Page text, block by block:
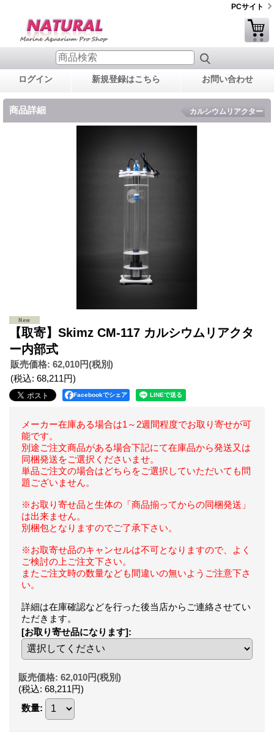
PCサイト
ログイン 新規登録はこちら お問い合わせ
商品詳細 カルシウムリアクター
【取寄】Skimz CM-117 カルシウムリアクタ
ー内部式
販売価格: 62,010円(税別)
(税込: 68,211円)
Facebookでシェア
メーカー在庫ある場合は1～2週間程度でお取り寄せが可
能です。
別途ご注文商品がある場合下記にて在庫品から発送又は
同梱発送をご選択くださいませ。
単品ご注文の場合はどちらをご選択していただいても問
題ございません。
※お取り寄せ品と生体の「商品揃ってからの同梱発送」
は出来ません。
別梱包となりますのでご了承下さい。
※お取寄せ品のキャンセルは不可となりますので、よく
ご検討の上ご注文下さい。
またご注文時の数量なども間違いの無いようご注意下さ
い。
詳細は在庫確認などを行った後当店からご連絡させてい
ただきます。
[お取り寄せ品になります]:
販売価格: 62,010円(税別)
(税込: 68,211円)
数量: